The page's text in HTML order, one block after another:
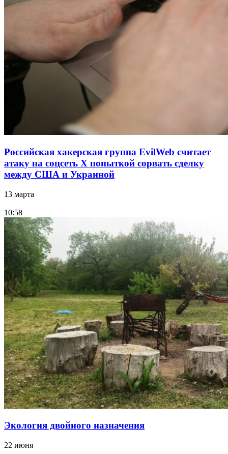
Российская хакерская группа EvilWeb считает
атаку на соцсеть Х попыткой сорвать сделку
между США и Украиной
13 марта
10:58
Экология двойного назначения
22 июня